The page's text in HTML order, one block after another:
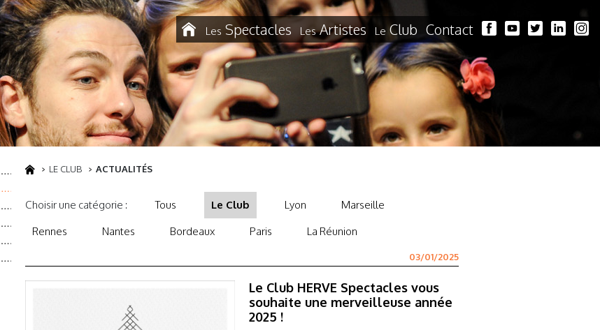
Les Spectacles LesArtistes Le Club Contact
LE CLUB ACTUALITÉS
Choisir une catégorie : Tous Le Club Lyon
Marseille
Rennes
Nantes Bordeaux Paris La Réunion
03/01/2025
Le Club HERVE Spectacles vous
souhaite une merveilleuse année
2025 !